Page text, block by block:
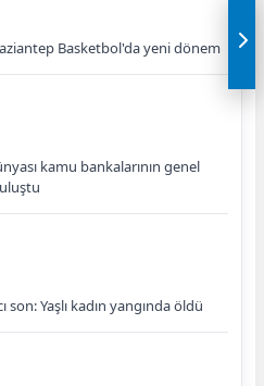
Basketbol'da yeni dönem
kamu bankalarının genel
son: Yaşlı kadın yangında öldü